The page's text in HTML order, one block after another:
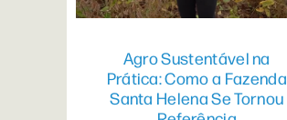
Agro Sustentável na
Prática: Como a Fazenda
Santa Helena Se Tornou